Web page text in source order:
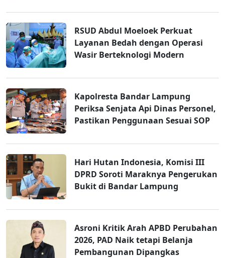
RSUD Abdul Moeloek Perkuat
Layanan Bedah dengan Operasi
Wasir Berteknologi Modern
Kapolresta Bandar Lampung
Periksa Senjata Api Dinas Personel,
Pastikan Penggunaan Sesuai SOP
Hari Hutan Indonesia, Komisi III
DPRD Soroti Maraknya Pengerukan
Bukit di Bandar Lampung
Asroni Kritik Arah APBD Perubahan
2026, PAD Naik tetapi Belanja
Pembangunan Dipangkas